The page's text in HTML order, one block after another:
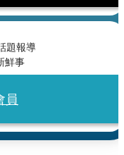
題報導
鮮事
員